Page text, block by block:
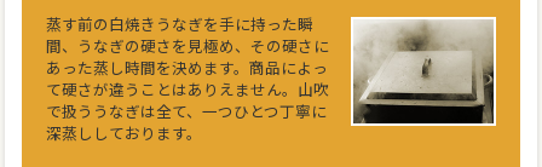
蒸す前の白焼きうなぎを手に持った瞬
間、うなぎの硬さを見極め、その硬さに
あった蒸し時間を決めます。商品によっ
て硬さが違うことはありえません。山吹
で扱ううなぎは全て、一つひとつ丁寧に
深蒸ししております。